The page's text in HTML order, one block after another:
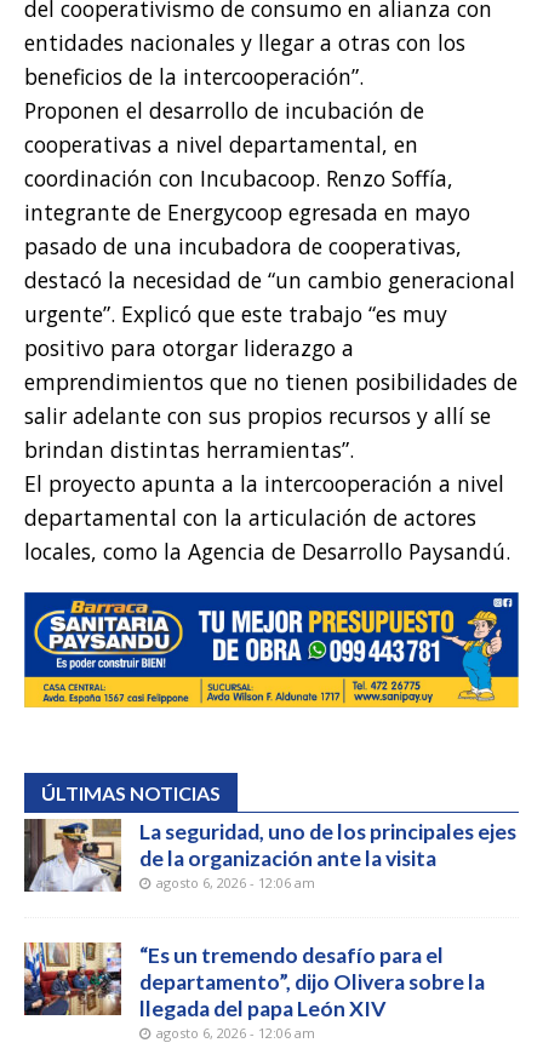
del cooperativismo de consumo en alianza con
entidades nacionales y llegar a otras con los
beneficios de la intercooperación”.
Proponen el desarrollo de incubación de
cooperativas a nivel departamental, en
coordinación con Incubacoop. Renzo Soffía,
integrante de Energycoop egresada en mayo
pasado de una incubadora de cooperativas,
destacó la necesidad de “un cambio generacional
urgente”. Explicó que este trabajo “es muy
positivo para otorgar liderazgo a
emprendimientos que no tienen posibilidades de
salir adelante con sus propios recursos y allí se
brindan distintas herramientas”.
El proyecto apunta a la intercooperación a nivel
departamental con la articulación de actores
locales, como la Agencia de Desarrollo Paysandú.
ÚLTIMAS NOTICIAS
La seguridad, uno de los principales ejes
de la organización ante la visita
agosto 6, 2026 - 12:06 am
“Es un tremendo desafío para el
departamento”, dijo Olivera sobre la
llegada del papa León XIV
agosto 6, 2026 - 12:06 am